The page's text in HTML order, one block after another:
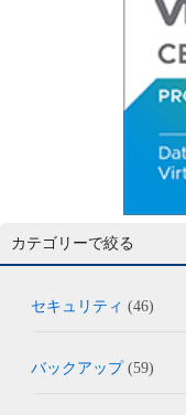
カテゴリーで絞る
セキュリティ (46)
バックアップ(59)